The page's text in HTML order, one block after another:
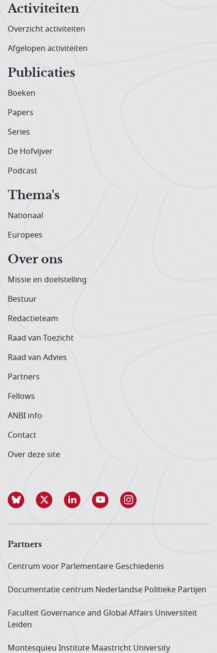
Activiteiten
Overzicht activiteiten
Afgelopen activiteiten
Publicaties
Boeken
Papers
Series
De Hofvijver
Podcast
Thema's
Nationaal
Europees
Over ons
Missie en doelstelling
Bestuur
Redactieteam
Raad van Toezicht
Raad van Advies
Partners
Fellows
ANBI info
Contact
Over deze site
Partners
Centrum voor Parlementaire Geschiedenis
Documentatie centrum Neder­landse Politieke Partijen
Faculteit Governance and Global Affairs Universiteit
Leiden
Montesquieu Institute Maastricht University